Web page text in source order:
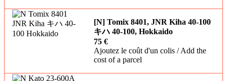
[N] Tomix 8401, JNR Kiha 40-100
キハ 40-100, Hokkaido
75 €
Ajoutez le coût d'un colis / Add the
cost of a parcel